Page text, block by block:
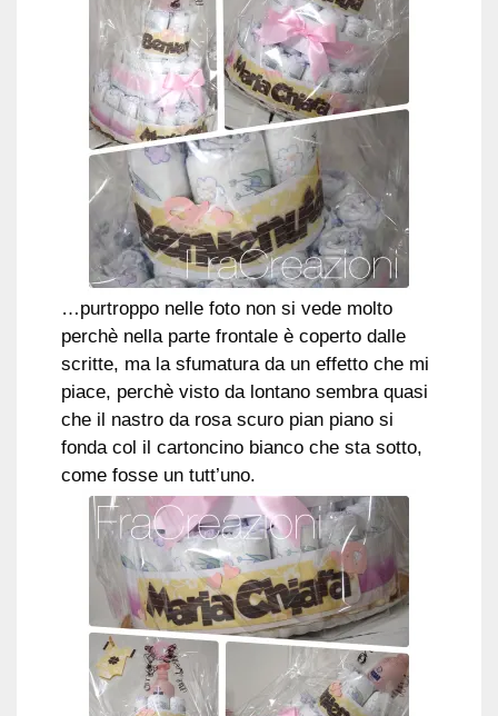
…purtroppo nelle foto non si vede molto
perchè nella parte frontale è coperto dalle
scritte, ma la sfumatura da un effetto che mi
piace, perchè visto da lontano sembra quasi
che il nastro da rosa scuro pian piano si
fonda col il cartoncino bianco che sta sotto,
come fosse un tutt’uno.